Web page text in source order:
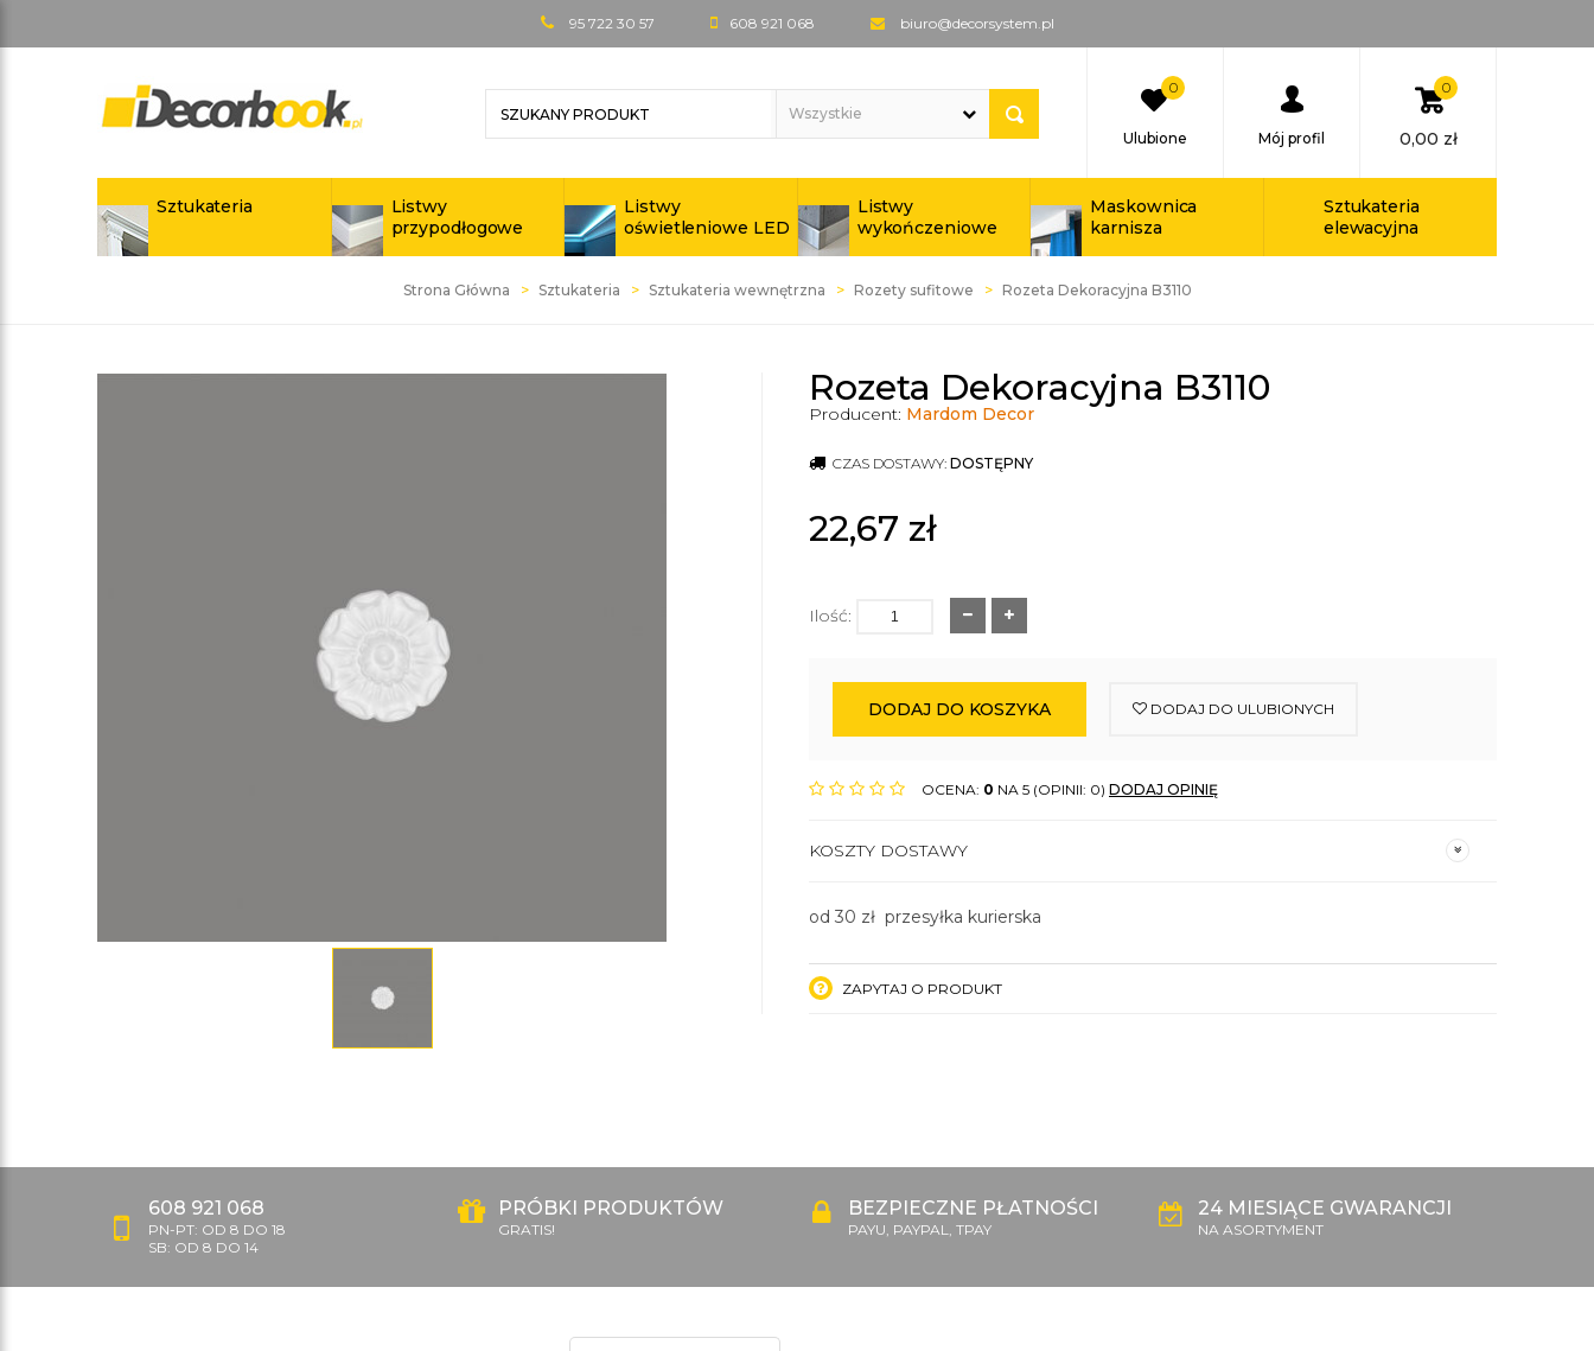
95 722 30 57 608 921 068 biuro@decorsystem.pl
0
Ulubione Mój profil
0
0,00 zł
Sztukateria
Listwy
przypodłogowe
Listwy
oświetleniowe LED
Listwy
wykończeniowe
Maskownica
karnisza
Sztukateria
elewacyjna
Strona Główna Sztukateria Sztukateria wewnętrzna Rozety sufitowe Rozeta Dekoracyjna B3110
Rozeta Dekoracyjna B3110
Producent: Mardom Decor
CZAS DOSTAWY: DOSTĘPNY
22,67 zł
Ilość:
DODAJ DO KOSZYKA DODAJ DO ULUBIONYCH
OCENA: 0 NA 5 (OPINII: 0) DODAJ OPINIĘ
KOSZTY DOSTAWY
od 30 zł przesyłka kurierska
ZAPYTAJ O PRODUKT
608 921 068
PN-PT: OD 8 DO 18
SB: OD 8 DO 14
PRÓBKI PRODUKTÓW
GRATIS!
BEZPIECZNE PŁATNOŚCI
PAYU, PAYPAL, TPAY
24 MIESIĄCE GWARANCJI
NA ASORTYMENT